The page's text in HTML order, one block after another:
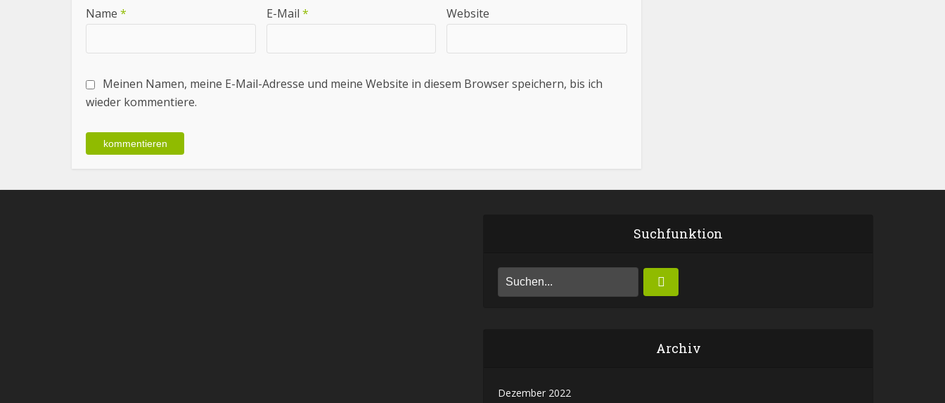
Name * E-Mail * Website
Meinen Namen, meine E-Mail-Adresse und meine Website in diesem Browser speichern, bis ich
wieder kommentiere.
Suchfunktion
Archiv
Dezember 2022